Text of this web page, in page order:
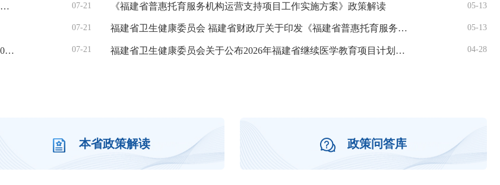
07-21
《关于延长2022—2024年出生婴幼儿首次育儿补贴申请截止时间的通知》政策解读
07-21
07-21
福建省卫生健康委员会 共青团福建省委 福建省学生联合会关于开展2026年福建省大学生暑期“三下乡”社会实践“红小医”专项活动的通知
07-30
福建省2026年第二季度城市饮用水用户水龙头水质监测结果
07-29
福建省2026年6月法定报告传染病疫情
07-28
闽山牌球墨铸铁管件（内涂环氧树脂）等3件涉水产品许可公示
闽山牌
锌泉牌
05-13
《福建省普惠托育服务机构运营支持项目工作实施方案》政策解读
05-13
福建省卫生健康委员会 福建省财政厅关于印发《福建省普惠托育服务机构运营支持项目工作实施方案》的通知
04-28
福建省卫生健康委员会关于公布2026年福建省继续医学教育项目计划的通知
本省政策解读 政策问答库